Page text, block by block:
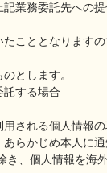
業務委託先への
こととなりますの
とします。
託する場合
される個人情報
らかじめ本人に
、個人情報を海